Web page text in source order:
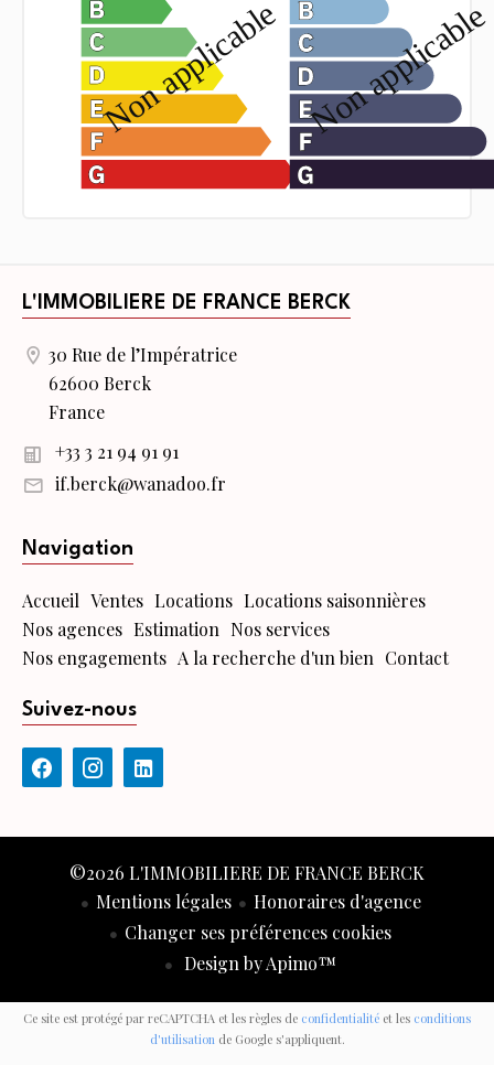
L'IMMOBILIERE DE FRANCE BERCK
30 Rue de l’Impératrice
62600 Berck
France
+33 3 21 94 91 91
if.berck@wanadoo.fr
Navigation
Accueil Ventes Locations Locations saisonnières
Nos agences Estimation Nos services
Nos engagements A la recherche d'un bien Contact
Suivez-nous
©2026 L'IMMOBILIERE DE FRANCE BERCK
Mentions légales
Honoraires d'agence
Changer ses préférences cookies
Design byApimo™
Ce site est protégé par reCAPTCHA et les règles de confidentialité et les conditions
d'utilisation de Google s'appliquent.